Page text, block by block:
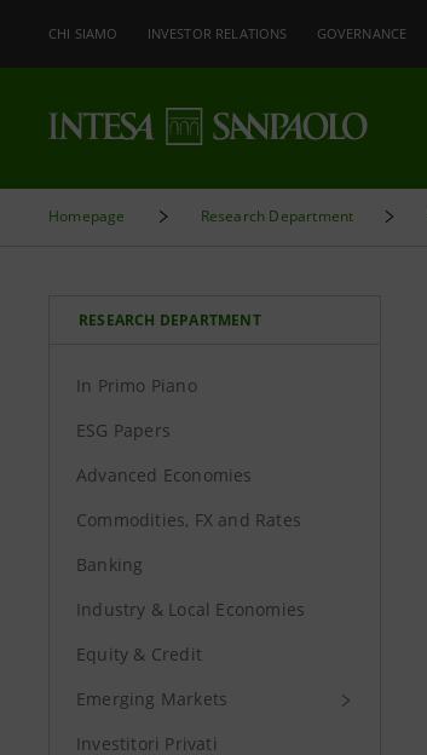
CHI SIAMO INVESTOR RELATIONS GOVERNANCE
Homepage Research Department
RESEARCH DEPARTMENT
In Primo Piano
ESG Papers
Advanced Economies
Commodities, FX and Rates
Banking
Industry & Local Economies
Equity & Credit
Emerging Markets
Investitori Privati